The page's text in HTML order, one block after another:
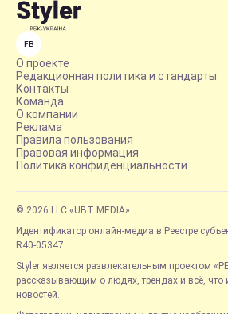
FB
О проекте
Редакционная политика и стандарты
Контакты
Команда
О компании
Реклама
Правила пользования
Правовая информация
Политика конфиденциальности
© 2026 LLC «UBT MEDIA»
Идентификатор онлайн-медиа в Реестре
R40-05347
Styler является развлекательным проектом
рассказывающим о людях, трендах и всё, что
новостей.